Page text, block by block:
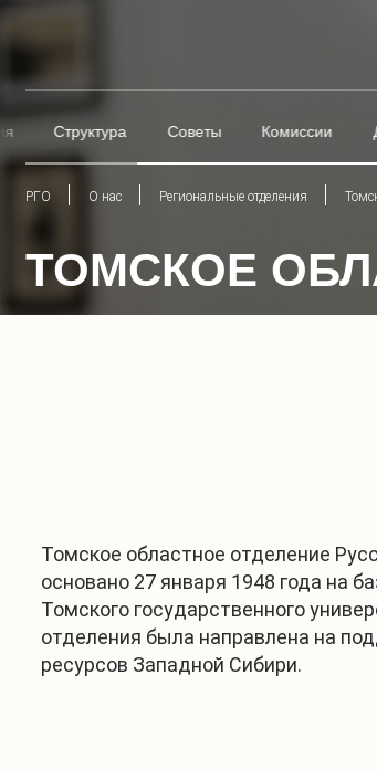
Структура Советы Комиссии
РГО О нас Региональные отделения
ТОМСКОЕ
Томское областное отделение
основано 27 января 1948 года на
Томского государственного
отделения была направлена на
ресурсов Западной Сибири.